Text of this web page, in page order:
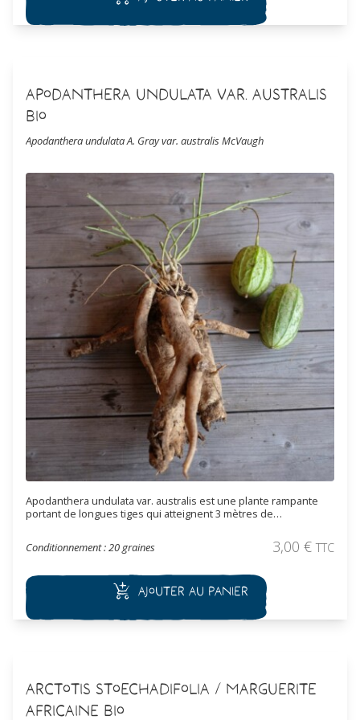
Apodanthera undulata var. australis
Bio
Apodanthera undulata A. Gray var. australis McVaugh
Apodanthera undulata var. australis est une plante rampante
portant de longues tiges qui atteignent 3 mètres de
côtes longitudinales. Son goût, très amer, le rend impropre à la
consommation.
Conditionnement : 20 graines 3,00 € TTC
Ajouter au panier
Arctotis stoechadifolia / Marguerite
africaine Bio